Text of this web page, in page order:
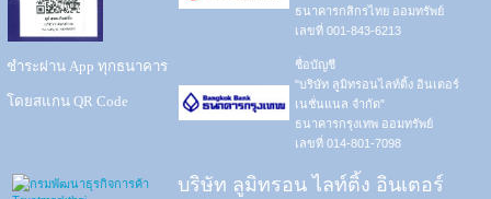
ชำระผ่าน App ทุกธนาคาร
โดยสแกน QR Code
ธนาคารกสิกรไทย ออมทรัพย์
เลขที่ 001-843-6213
ชื่อบัญชี
"บริษัท ลูมิทรอนไลท์ติ้ง อินเตอร์
เนชั่นแนล จำกัด"
ธนาคารกรุงเทพ ออมทรัพย์
เลขที่ 014-801-7098
บริษัท ลูมิทรอน ไลท์ติ้ง อินเตอร์